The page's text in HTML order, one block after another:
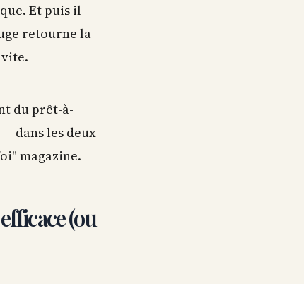
Et puis il
retourne la
du prêt-à-
dans les deux
magazine.
(ou